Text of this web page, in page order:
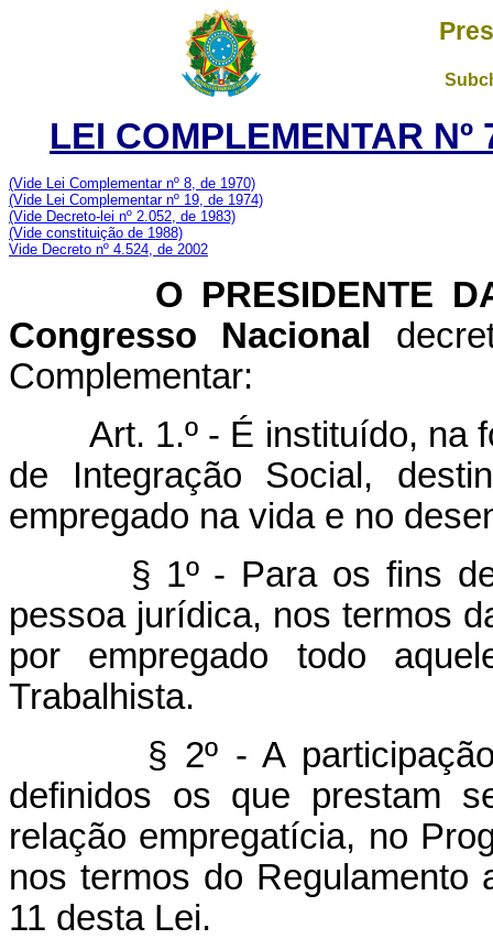
LEI COMPLEMENTAR
(Vide Lei Complementar nº 8, de 1970)
(Vide Lei Complementar nº 19, de 1974)
(Vide Decreto-lei nº 2.052, de 1983)
(Vide constituição de 1988)
Vide Decreto nº 4.524, de 2002
O PRESIDENTE DA
Congresso Nacional
Complementar:
Art. 1.º - É instituído, na
de Integração Social,
empregado na vida e no
§ 1º - Para os fins
pessoa jurídica, nos termos
por empregado todo
Trabalhista.
§ 2º - A participação
definidos os que prestam
relação empregatícia, no
nos termos do
11 desta Lei.